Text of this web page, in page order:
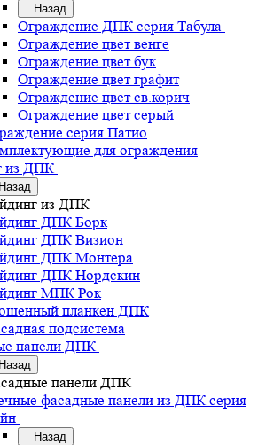
Назад
Ограждение ДПК серия Табула
Ограждение цвет венге
Ограждение цвет бук
Ограждение цвет графит
Ограждение цвет св.корич
Ограждение цвет серый
серия Патио
для ограждения
из ДПК
Назад
из ДПК
ДПК Борк
ДПК Визион
ДПК Монтера
ДПК Нордскин
МПК Рок
планкен ДПК
подсистема
панели ДПК
Назад
панели ДПК
фасадные панели из ДПК серия
Назад